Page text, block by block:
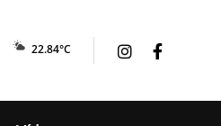
22.84°C